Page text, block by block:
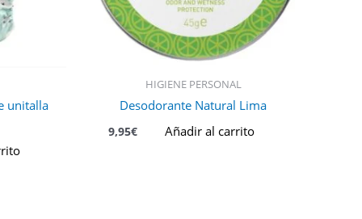
unitalla
HIGIENE PERSONAL
Desodorante Natural Lima
9,95€ Añadir al carrito